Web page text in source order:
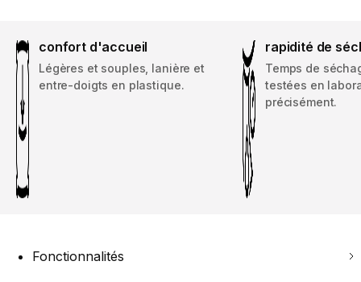
confort d'accueil
Légères et souples, lanière et
entre-doigts en plastique.
rapidité de
Temps de
testées en
précisément.
Fonctionnalités